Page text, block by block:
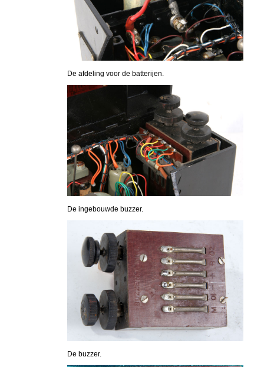
De afdeling voor de batterijen.
De ingebouwde buzzer.
De buzzer.